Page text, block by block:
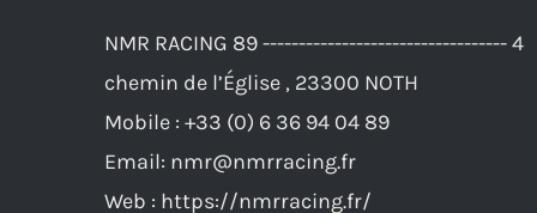
options
peuvent
choisies
NMR RACING 89 ---------------------------------- 4
chemin de l’Église , 23300 NOTH
Mobile : +33 (0) 6 36 94 04 89
Email: nmr@nmrracing.fr
Web : https://nmrracing.fr/